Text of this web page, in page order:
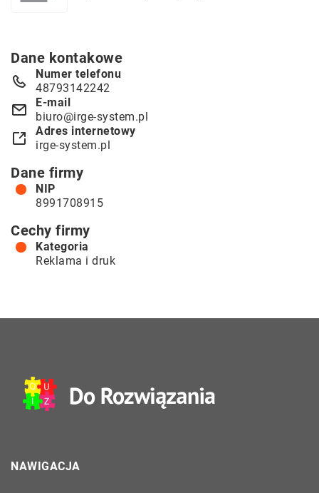
Dane kontakowe
Numer telefonu
48793142242
E-mail
biuro@irge-system.pl
Adres internetowy
irge-system.pl
Dane firmy
NIP
8991708915
Cechy firmy
Kategoria
Reklama i druk
NAWIGACJA